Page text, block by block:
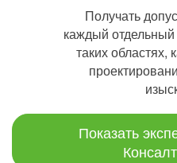
Получать
каждый отдельный
таких областях,
Показать